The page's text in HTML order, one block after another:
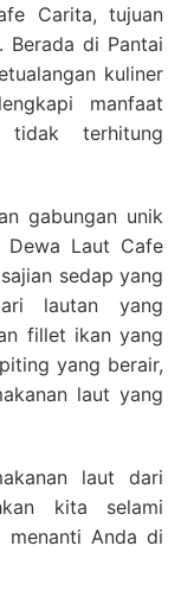
Carita, tujuan
Berada di Pantai
kuliner
manfaat
terhitung
gabungan unik
Laut Cafe
sedap yang
lautan yang
fillet ikan yang
yang berair,
laut yang
laut dari
kita selami
menanti Anda di